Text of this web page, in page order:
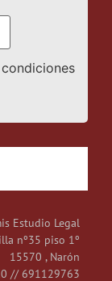
Estudio Legal
nº35 piso 1º
15570 , Narón
// 691129763